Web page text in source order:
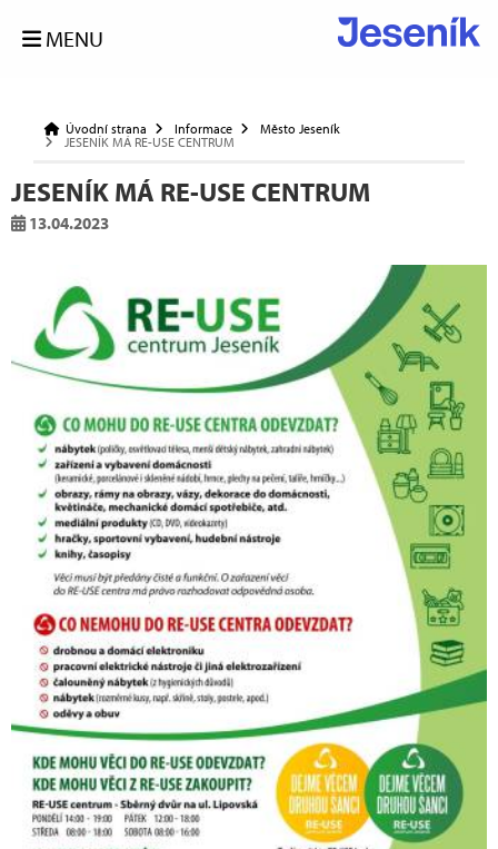
MENU
Úvodní strana Informace
Město Jeseník
JESENÍK MÁ RE-USE CENTRUM
JESENÍK MÁ RE-USE CENTRUM
13.04.2023